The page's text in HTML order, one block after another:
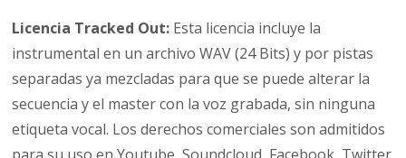
Licencia Tracked Out: Esta licencia incluye la
instrumental en un archivo WAV (24 Bits) y por pistas
separadas ya mezcladas para que se puede alterar la
secuencia y el master con la voz grabada, sin ninguna
etiqueta vocal. Los derechos comerciales son admitidos